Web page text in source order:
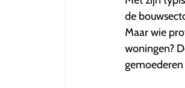
de
Maar wie
woningen?